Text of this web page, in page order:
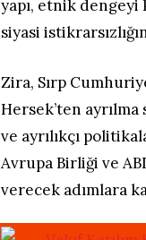
yapı, etnik dengeyi
siyasi
Zira, Sırp
Hersek’ten
ve ayrılıkçı
Avrupa Birliği ve
verecek adımlara